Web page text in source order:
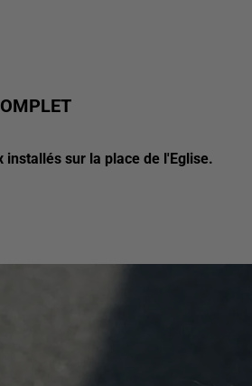
sur la place de l'Eglise.